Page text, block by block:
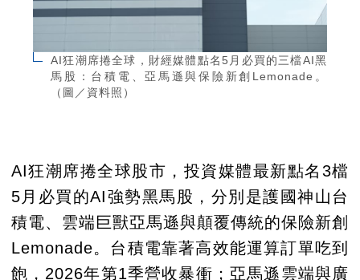
AI狂潮席捲全球，財經媒體點名5月必買的三檔AI黑
馬股：台積電、亞馬遜與保險新創Lemonade。
（圖／資料照）
AI狂潮席捲全球股市，投資媒體最新點名3檔
5月必買的AI強勢黑馬股，分別是護國神山台
積電、雲端巨獸亞馬遜與顛覆傳統的保險新創
Lemonade。台積電靠著高效能運算訂單吃到
飽，2026年第1季營收暴衝；亞馬遜雲端與廣